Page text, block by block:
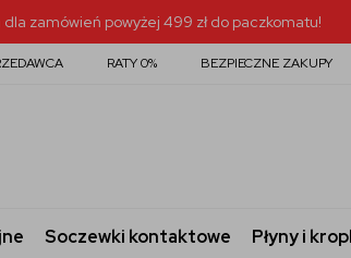
dla zamówień powyżej 499 zł do paczkomatu!
RATY 0% BEZPIECZNE ZAKUPY
Soczewki kontaktowe Płyny i